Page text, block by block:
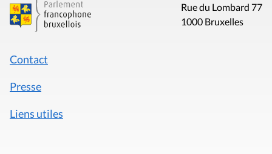
Rue du Lombard 77
1000 Bruxelles
Contact
Presse
Liens utiles